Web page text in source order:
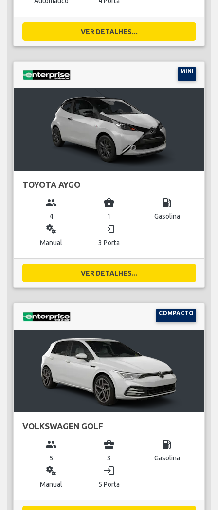
VER DETALHES...
MINI
TOYOTA AYGO
group
4
business_center
1
local_gas_station
Gasolina
miscellaneous_services
Manual
login
3 Porta
VER DETALHES...
COMPACTO
VOLKSWAGEN GOLF
group
5
business_center
3
local_gas_station
Gasolina
miscellaneous_services
Manual
login
5 Porta